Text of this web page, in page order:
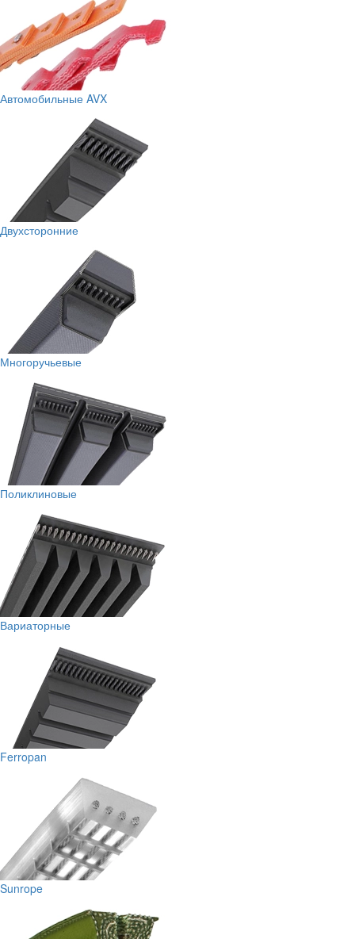
Автомобильные AVX
Двухсторонние
Многоручьевые
Поликлиновые
Вариаторные
Ferropan
Sunrope